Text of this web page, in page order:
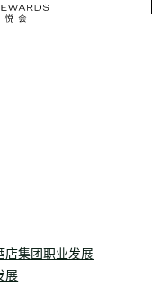
店集团职业发展
展